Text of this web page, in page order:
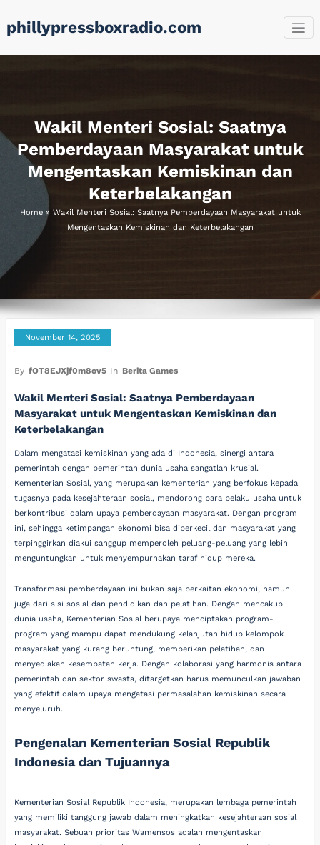
to
content
phillypressboxradio.com
Wakil Menteri Sosial: Saatnya
Pemberdayaan Masyarakat untuk
Mengentaskan Kemiskinan dan
Keterbelakangan
Home» Wakil Menteri Sosial: Saatnya Pemberdayaan Masyarakat untuk
Mengentaskan Kemiskinan dan Keterbelakangan
November 14, 2025
By fOT8EJXjf0m8ov5 In Berita Games
Wakil Menteri Sosial: Saatnya Pemberdayaan
Masyarakat untuk Mengentaskan Kemiskinan dan
Keterbelakangan
Dalam mengatasi kemiskinan yang ada di Indonesia, sinergi antara
pemerintah dengan pemerintah dunia usaha sangatlah krusial.
Kementerian Sosial, yang merupakan kementerian yang berfokus kepada
tugasnya pada kesejahteraan sosial, mendorong para pelaku usaha untuk
berkontribusi dalam upaya pemberdayaan masyarakat. Dengan program
ini, sehingga ketimpangan ekonomi bisa diperkecil dan masyarakat yang
terpinggirkan diakui sanggup memperoleh peluang-peluang yang lebih
menguntungkan untuk menyempurnakan taraf hidup mereka.
Transformasi pemberdayaan ini bukan saja berkaitan ekonomi, namun
juga dari sisi sosial dan pendidikan dan pelatihan. Dengan mencakup
dunia usaha, Kementerian Sosial berupaya menciptakan program-
program yang mampu dapat mendukung kelanjutan hidup kelompok
masyarakat yang kurang beruntung, memberikan pelatihan, dan
menyediakan kesempatan kerja. Dengan kolaborasi yang harmonis antara
pemerintah dan sektor swasta, ditargetkan harus memunculkan jawaban
yang efektif dalam upaya mengatasi permasalahan kemiskinan secara
menyeluruh.
Pengenalan Kementerian Sosial Republik
Indonesia dan Tujuannya
Kementerian Sosial Republik Indonesia, merupakan lembaga pemerintah
yang memiliki tanggung jawab dalam meningkatkan kesejahteraan sosial
masyarakat. Sebuah prioritas Wamensos adalah mengentaskan